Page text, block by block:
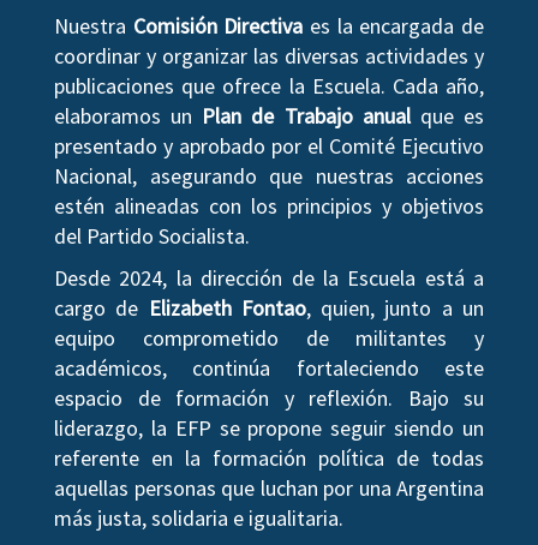
Nuestra Comisión Directiva es la encargada de
coordinar y organizar las diversas actividades y
publicaciones que ofrece la Escuela. Cada año,
elaboramos un Plan de Trabajo anualque es
presentado y aprobado por el Comité Ejecutivo
Nacional, asegurando que nuestras acciones
estén alineadas con los principios y objetivos
del Partido Socialista.
Desde 2024, la dirección de la Escuela está a
cargo de Elizabeth Fontao, quien, junto a un
equipo comprometido de militantes y
académicos, continúa fortaleciendo este
espacio de formación y reflexión. Bajo su
liderazgo, la EFP se propone seguir siendo un
referente en la formación política de todas
aquellas personas que luchan por una Argentina
más justa, solidaria e igualitaria.